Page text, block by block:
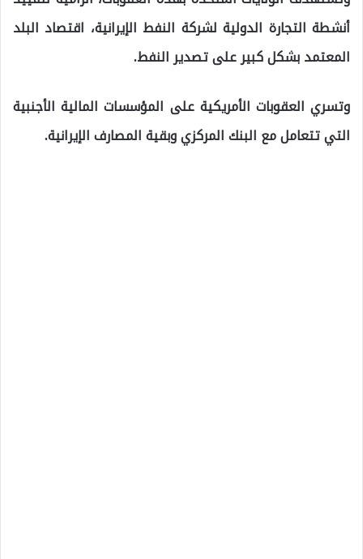
أنشطة التجارة الدولية لشركة النفط الإيرانية، اقتصاد البلد
المعتمد بشكل كبير على تصدير النفط.
وتسري العقوبات الأمريكية على المؤسسات المالية الأجنبية
التي تتعامل مع البنك المركزي وبقية المصارف الإيرانية.